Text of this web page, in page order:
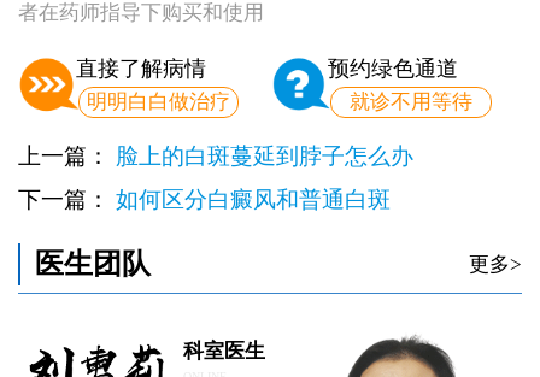
者在药师指导下购买和使用
直接了解病情
明明白白做治疗
预约绿色通道
就诊不用等待
上一篇： 脸上的白斑蔓延到脖子怎么办
下一篇： 如何区分白癜风和普通白斑
医生团队 更多>
科室医生